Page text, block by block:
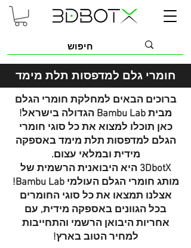
חומרי גלם למדפסות תלת מימד
ברוכים הבאים למחלקת חומרי הגלם
מבית Bambu Lab הגדולה בישראל!
כאן תוכלו למצוא את כל סוגי חומרי
הגלם למדפסות תלת מימד באספקה
מידית ובמלאי עצום.
3DbotX היא היבואנית הרשמית של
מותג חומרי הגלם העולמי Bambu Lab!
אצלנו תמצאו את כל סוגי החומרים
בכל הגוונים באספקה מידית, עם
אחריות היבואן הרשמי והתחייבות
למחיר הטוב בארץ!